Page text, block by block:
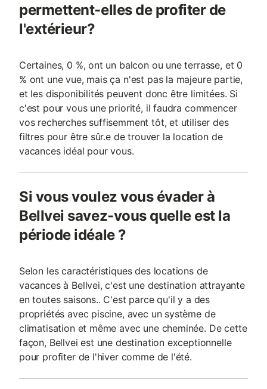
permettent-elles de profiter de
l'extérieur?
Certaines, 0 %, ont un balcon ou une terrasse, et 0
% ont une vue, mais ça n'est pas la majeure partie,
et les disponibilités peuvent donc être limitées. Si
c'est pour vous une priorité, il faudra commencer
vos recherches suffisemment tôt, et utiliser des
filtres pour être sûr.e de trouver la location de
vacances idéal pour vous.
Si vous voulez vous évader à
Bellvei savez-vous quelle est la
période idéale ?
Selon les caractéristiques des locations de
vacances à Bellvei, c'est une destination attrayante
en toutes saisons.. C'est parce qu'il y a des
propriétés avec piscine, avec un système de
climatisation et même avec une cheminée. De cette
façon, Bellvei est une destination exceptionnelle
pour profiter de l'hiver comme de l'été.